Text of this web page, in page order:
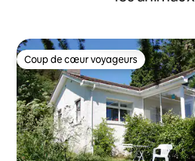
Coup de cœur voyageurs
Coup de cœur voyageurs